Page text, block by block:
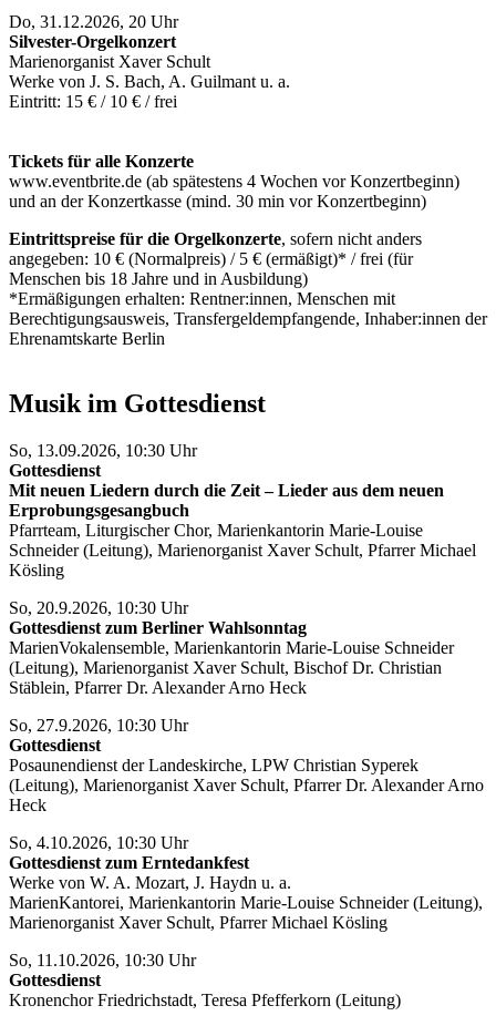
Do, 31.12.2026, 20 Uhr
Silvester-Orgelkonzert
Marienorganist Xaver Schult
Werke von J. S. Bach, A. Guilmant u. a.
Eintritt: 15 € / 10 € / frei
Tickets für alle Konzerte
www.eventbrite.de (ab spätestens 4 Wochen vor Konzertbeginn)
und an der Konzertkasse (mind. 30 min vor Konzertbeginn)
Eintrittspreise für die Orgelkonzerte, sofern nicht anders
angegeben: 10 € (Normalpreis) / 5 € (ermäßigt)* / frei (für
Menschen bis 18 Jahre und in Ausbildung)
*Ermäßigungen erhalten: Rentner:innen, Menschen mit
Berechtigungsausweis, Transfergeldempfangende, Inhaber:innen der
Ehrenamtskarte Berlin
Musik im Gottesdienst
So, 13.09.2026, 10:30 Uhr
Gottesdienst
Mit neuen Liedern durch die Zeit – Lieder aus dem neuen
Erprobungsgesangbuch
Pfarrteam, Liturgischer Chor, Marienkantorin Marie-Louise
Schneider (Leitung), Marienorganist Xaver Schult, Pfarrer Michael
Kösling
So, 20.9.2026, 10:30 Uhr
Gottesdienst zum Berliner Wahlsonntag
MarienVokalensemble, Marienkantorin Marie-Louise Schneider
(Leitung), Marienorganist Xaver Schult, Bischof Dr. Christian
Stäblein, Pfarrer Dr. Alexander Arno Heck
So, 27.9.2026, 10:30 Uhr
Gottesdienst
Posaunendienst der Landeskirche, LPW Christian Syperek
(Leitung), Marienorganist Xaver Schult, Pfarrer Dr. Alexander Arno
Heck
So, 4.10.2026, 10:30 Uhr
Gottesdienst zum Erntedankfest
Werke von W. A. Mozart, J. Haydn u. a.
MarienKantorei, Marienkantorin Marie-Louise Schneider (Leitung),
Marienorganist Xaver Schult, Pfarrer Michael Kösling
So, 11.10.2026, 10:30 Uhr
Gottesdienst
Kronenchor Friedrichstadt, Teresa Pfefferkorn (Leitung)